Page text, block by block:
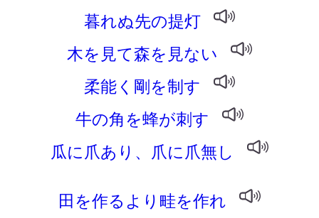
暮れぬ先の提灯
木を見て森を見ない
柔能く剛を制す
牛の角を蜂が刺す
瓜に爪あり、爪に爪無し
田を作るより畦を作れ